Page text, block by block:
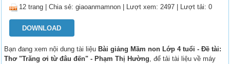
12 trang |Chia sẻ:giaoanmamnon | Lượt xem: 2497 | Lượt tải: 0
DOWNLOAD
Bạn đang xem nội dung tài liệu Bài giảng Mầm non Lớp 4 tuổi - Đề tài:
Thơ "Trăng ơi từ đâu đến" - Phạm Thị Hường, để tải tài liệu về máy